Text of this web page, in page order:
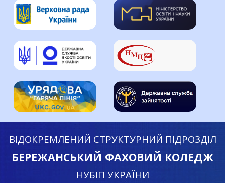
ВІДОКРЕМЛЕНИЙ СТРУКТУРНИЙ ПІДРОЗДІЛ
БЕРЕЖАНСЬКИЙ ФАХОВИЙ КОЛЕДЖ
НУБІП УКРАЇНИ